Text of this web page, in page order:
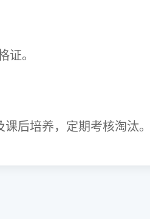
TESL资格证。
后培养，定期考核淘汰。